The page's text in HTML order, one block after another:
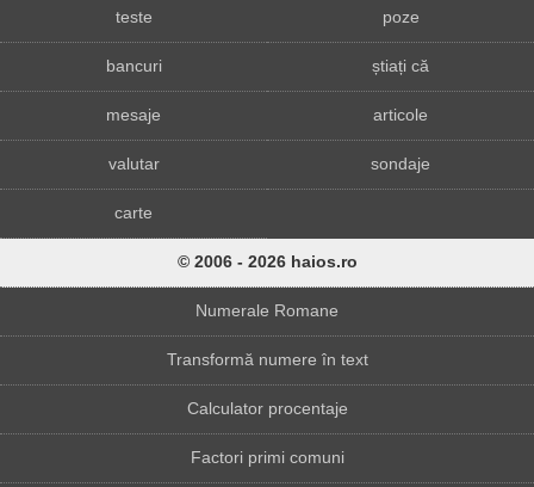
teste poze
bancuri știați că
mesaje articole
valutar sondaje
carte
© 2006 - 2026 haios.ro
Numerale Romane
Transformă numere în text
Calculator procentaje
Factori primi comuni